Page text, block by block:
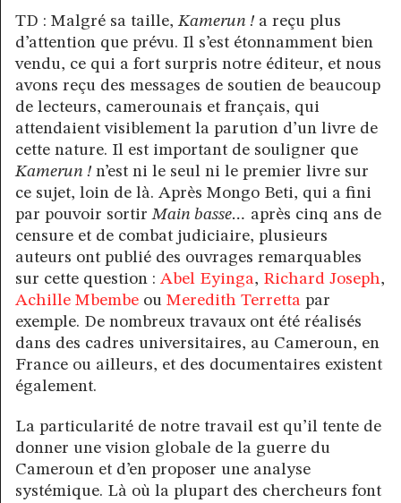
TD : Malgré sa taille,Kamerun ! a reçu plus
d’attention que prévu. Il s’est étonnamment bien
vendu, ce qui a fort surpris notre éditeur, et nous
avons reçu des messages de soutien de beaucoup
de lecteurs, camerounais et français, qui
attendaient visiblement la parution d’un livre de
cette nature. Il est important de souligner que
Kamerun ! n’est ni le seul ni le premier livre sur
ce sujet, loin de là. Après Mongo Beti, qui a fini
par pouvoir sortirMain basse… après cinq ans de
censure et de combat judiciaire, plusieurs
auteurs ont publié des ouvrages remarquables
sur cette question : Abel Eyinga, Richard Joseph,
Achille Mbembe ou Meredith Terretta par
exemple. De nombreux travaux ont été réalisés
dans des cadres universitaires, au Cameroun, en
France ou ailleurs, et des documentaires existent
également.
La particularité de notre travail est qu’il tente de
donner une vision globale de la guerre du
Cameroun et d’en proposer une analyse
systémique. Là où la plupart des chercheurs font